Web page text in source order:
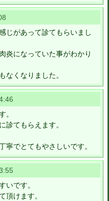
じがあって診てもらいまし
炎になっていた事がわかり
なくなりました。
。
診てもらえます。
寧でとてもやさしいです。
いです。
頂けます。